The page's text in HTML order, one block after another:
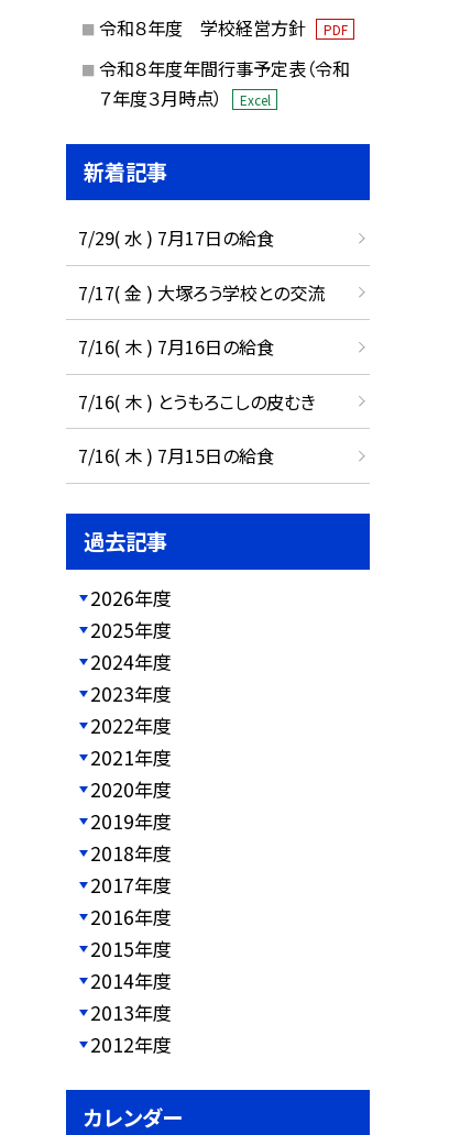
令和８年度 学校経営方針 PDF
令和８年度年間行事予定表（令和
７年度３月時点）
Excel
新着記事
7/29( 水 ) 7月17日の給食
7/17( 金 ) 大塚ろう学校との交流
7/16( 木 ) 7月16日の給食
7/16( 木 ) とうもろこしの皮むき
7/16( 木 ) 7月15日の給食
過去記事
2026年度
2025年度
2024年度
2023年度
2022年度
2021年度
2020年度
2019年度
2018年度
2017年度
2016年度
2015年度
2014年度
2013年度
2012年度
カレンダー